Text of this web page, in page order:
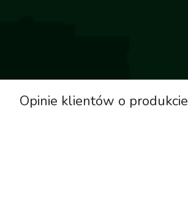
Opinie klientów o produkcie